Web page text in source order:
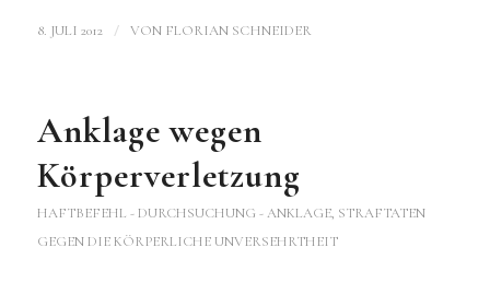
8. JULI 2012 / VON FLORIAN SCHNEIDER
Anklage wegen
Körperverletzung
HAFTBEFEHL - DURCHSUCHUNG - ANKLAGE, STRAFTATEN
GEGEN DIE KÖRPERLICHE UNVERSEHRTHEIT